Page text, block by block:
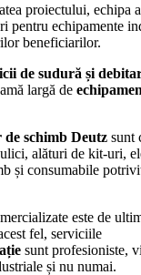
proiectului, echipa
pentru echipamente
beneficiarilor.
de sudură și
largă de
de schimb Deutz sunt
alături de kit-uri,
și consumabile
este de
fel, serviciile
sunt profesioniste,
și nu numai.